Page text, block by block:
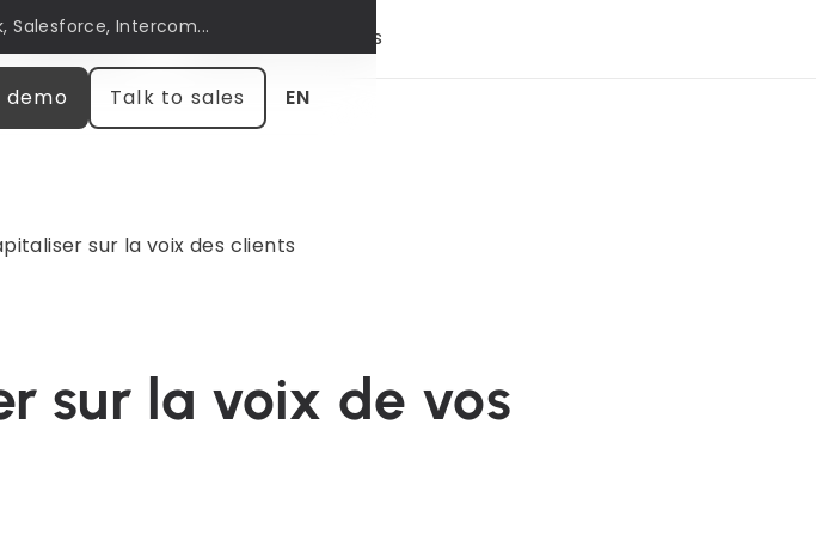
Salesforce, Intercom...
demo Talk to sales EN
engagement Research & trends
sur la voix des clients
sur la voix de vos